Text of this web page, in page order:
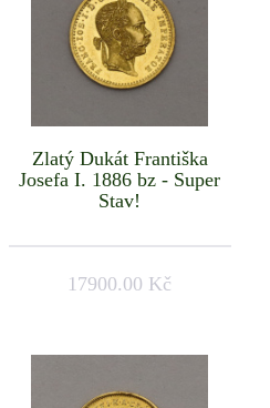
Zlatý Dukát Františka
Josefa I. 1886 bz - Super
Stav!
17900.00 Kč